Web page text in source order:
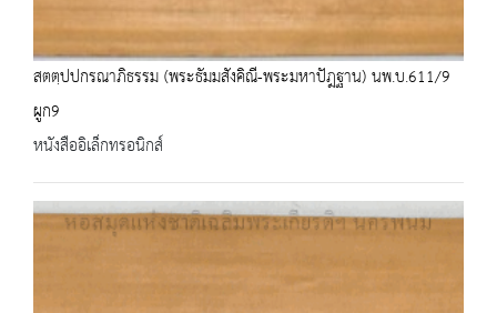
สตตฺปปกรณาภิธรรม (พระธัมมสังคิณี-พระมหาปัฎฐาน) นพ.บ.611/9
ผูก9
หนังสืออิเล็กทรอนิกส์